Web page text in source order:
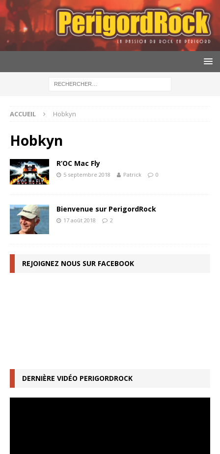
ACCUEIL Hobkyn
Hobkyn
R’OC Mac Fly
5 septembre 2018 Patrick 0
Bienvenue sur PerigordRock
17 août 2018 2
REJOIGNEZ NOUS SUR FACEBOOK
DERNIÈRE VIDÉO PERIGORDROCK